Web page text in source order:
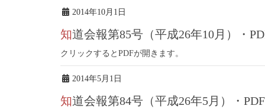
2014年10月1日
知道会報第85号（平成26年10月）・
クリックするとPDFが開きます。
2014年5月1日
知道会報第84号（平成26年5月）・PDF